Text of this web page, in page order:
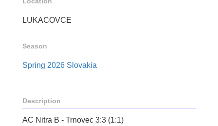
LUKACOVCE
Season
Spring 2026 Slovakia
Description
AC Nitra B - Trnovec 3:3 (1:1)